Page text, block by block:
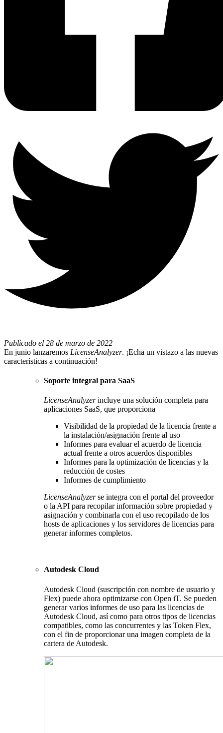
Publicado el 28 de marzo de 2022
En junio lanzaremos LicenseAnalyzer. ¡Echa un vistazo a las nuevas
características a continuación!
Soporte integral para SaaS
LicenseAnalyzerincluye una solución completa para
aplicaciones SaaS, que proporciona
Visibilidad de la propiedad de la licencia frente a
la instalación/asignación frente al uso
Informes para evaluar el acuerdo de licencia
actual frente a otros acuerdos disponibles
Informes para la optimización de licencias y la
reducción de costes
Informes de cumplimiento
LicenseAnalyzerse integra con el portal del proveedor
o la API para recopilar información sobre propiedad y
asignación y combinarla con el uso recopilado de los
hosts de aplicaciones y los servidores de licencias para
generar informes completos.
Autodesk Cloud
Autodesk Cloud (suscripción con nombre de usuario y
Flex) puede ahora optimizarse con Open iT. Se pueden
generar varios informes de uso para las licencias de
Autodesk Cloud, así como para otros tipos de licencias
compatibles, como las concurrentes y las Token Flex,
con el fin de proporcionar una imagen completa de la
cartera de Autodesk.